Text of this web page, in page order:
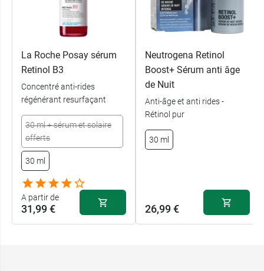
La Roche Posay sérum
Retinol B3
Concentré anti-rides
régénérant resurfaçant
30 ml + sérum et solaire
offerts
30 ml
A partir de
31,99 €
Neutrogena Retinol
Boost+ Sérum anti âge
de Nuit
Anti-âge et anti rides -
Rétinol pur
30 ml
26,99 €